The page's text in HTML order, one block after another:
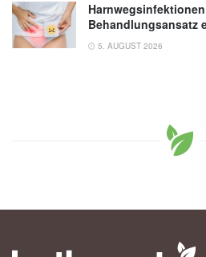
Behandlungsansatz
5. AUGUST 2026